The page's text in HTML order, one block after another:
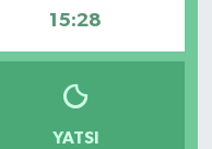
15:28
YATSI